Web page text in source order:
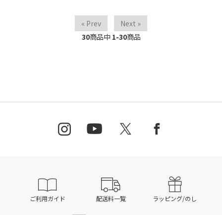
« Prev
Next »
30商品中 1-30商品
ご利用ガイド 配送料一覧 ラッピング/のし